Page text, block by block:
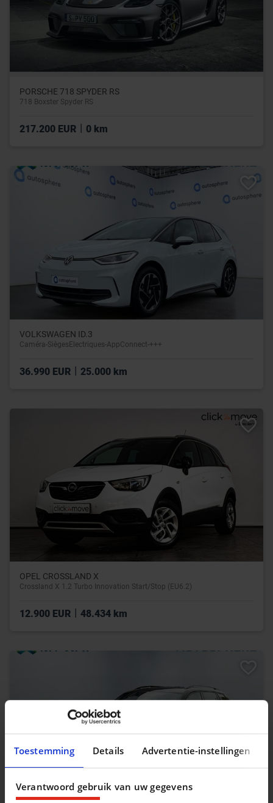
Toestemming Details Advertentie-instellingen
Verantwoord gebruik van uw gegevens
PORSCHE 718 SPYDER RS
718 Boxster Spyder RS
217.200 EUR 0 km
VOLKSWAGEN ID.3
Caméra-SiègesElectriques-AppConnect-+++
36.990 EUR | 25.000 km
OPEL CROSSLAND X
Crossland X 1.2 Turbo Innovation Start/Stop (EU6.2)
12.900 EUR 48.434 km